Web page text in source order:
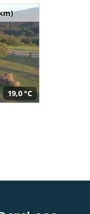
19,0 °C